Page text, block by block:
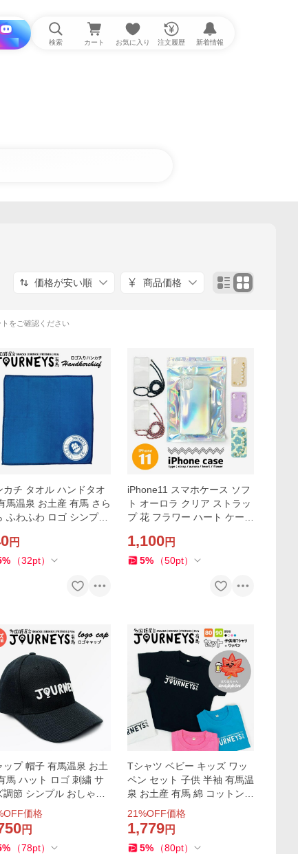
探す 検索 カート お気に入り 注文履歴 新着情報
価格が安い順 商品価格
をご確認ください
カチ タオル ハンドタオ
馬温泉 お土産 有馬 さら
ふわふわ ロゴ シンプル
円
% （32pt）
iPhone11 スマホケース ソフ
ト オーロラ クリア ストラッ
プ 花 フラワー ハート ケース
かわいい 人気
1,100円
5% （50pt）
ップ 帽子 有馬温泉 お土
馬 ハット ロゴ 刺繍 サ
調節 シンプル おしゃれ
ジナル メンズ レディー
気 黒 ブラック
価格
円
% （78pt）
Tシャツ ベビー キッズ ワッ
ペン セット 子供 半袖 有馬温
泉 お土産 有馬 綿 コットン t
シャツ 高品質 トップス おし
ゃれ オリジナル 人気 定番
21%OFF価格
1,779円
5% （80pt）